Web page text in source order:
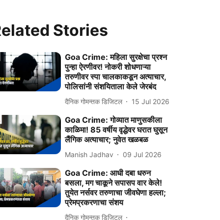
Stories
Goa Crime: महिला सुरक्षेचा प्रश्न
पुन्हा ऐरणीवर! नोकरी शोधणाऱ्या
तरुणीवर स्पा चालकाकडून अत्याचार,
पोलिसांनी संशयिताला केले जेरबंद
दैनिक गोमन्तक डिजिटल 15 Jul 2026
Goa Crime: गोव्यात माणुसकीला
काळिमा! 85 वर्षीय वृद्धेवर घरात घुसून
लैंगिक अत्याचार; नुवेत खळबळ
Manish Jadhav 09 Jul 2026
Goa Crime: आधी दबा धरुन
बसला, मग चाकूने सपासप वार केले!
तुयेत नर्सवर तरुणाचा जीवघेणा हल्ला;
प्रेमप्रकरणाचा संशय
दैनिक गोमन्तक डिजिटल